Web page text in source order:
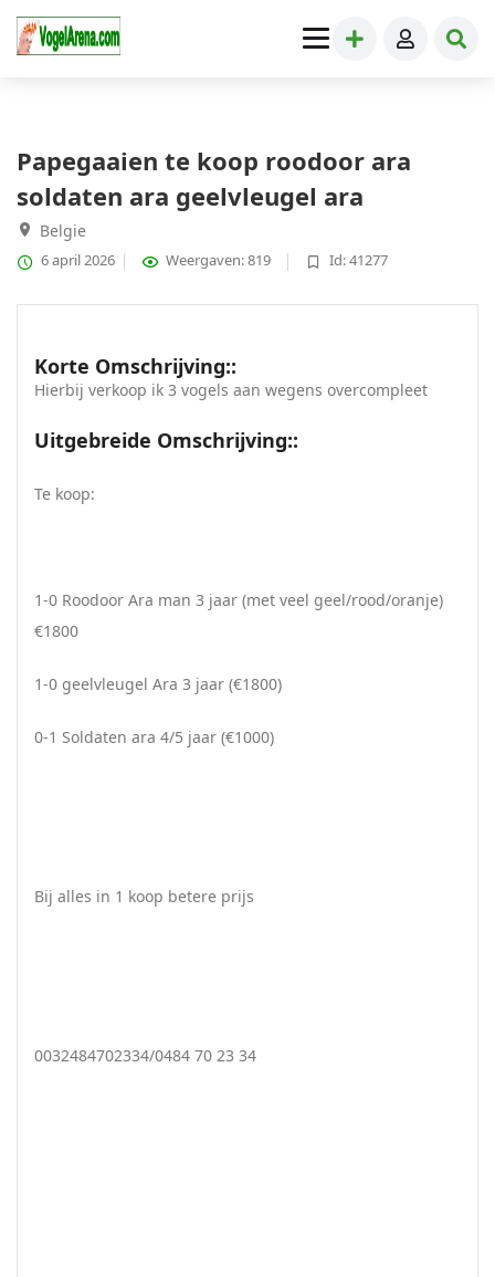
Papegaaien» Papegaaien te koop roodoor ara soldaten ara
geelvleugel ara
Papegaaien te koop roodoor ara
soldaten ara geelvleugel ara
Belgie
6 april 2026 Weergaven: 819 Id: 41277
Korte Omschrijving::
Hierbij verkoop ik 3 vogels aan wegens overcompleet
Uitgebreide Omschrijving::
Te koop:
1-0 Roodoor Ara man 3 jaar (met veel geel/rood/oranje)
€1800
1-0 geelvleugel Ara 3 jaar (€1800)
0-1 Soldaten ara 4/5 jaar (€1000)
Bij alles in 1 koop betere prijs
0032484702334/0484 70 23 34